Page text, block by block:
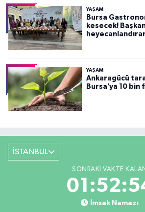
YAŞAM
Bursa
kesecek!
YAŞAM
Ankaragücü
Bursa’ya 10
İSTANBUL
SONRAKI VAKTE
İmsak Namazı